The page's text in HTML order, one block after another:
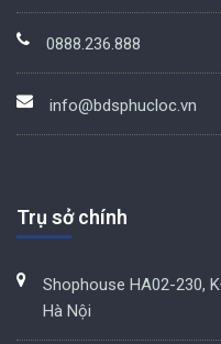
0888.236.888
info@bdsphucloc.vn
Trụ sở chính
Shophouse HA02-230,
Hà Nội